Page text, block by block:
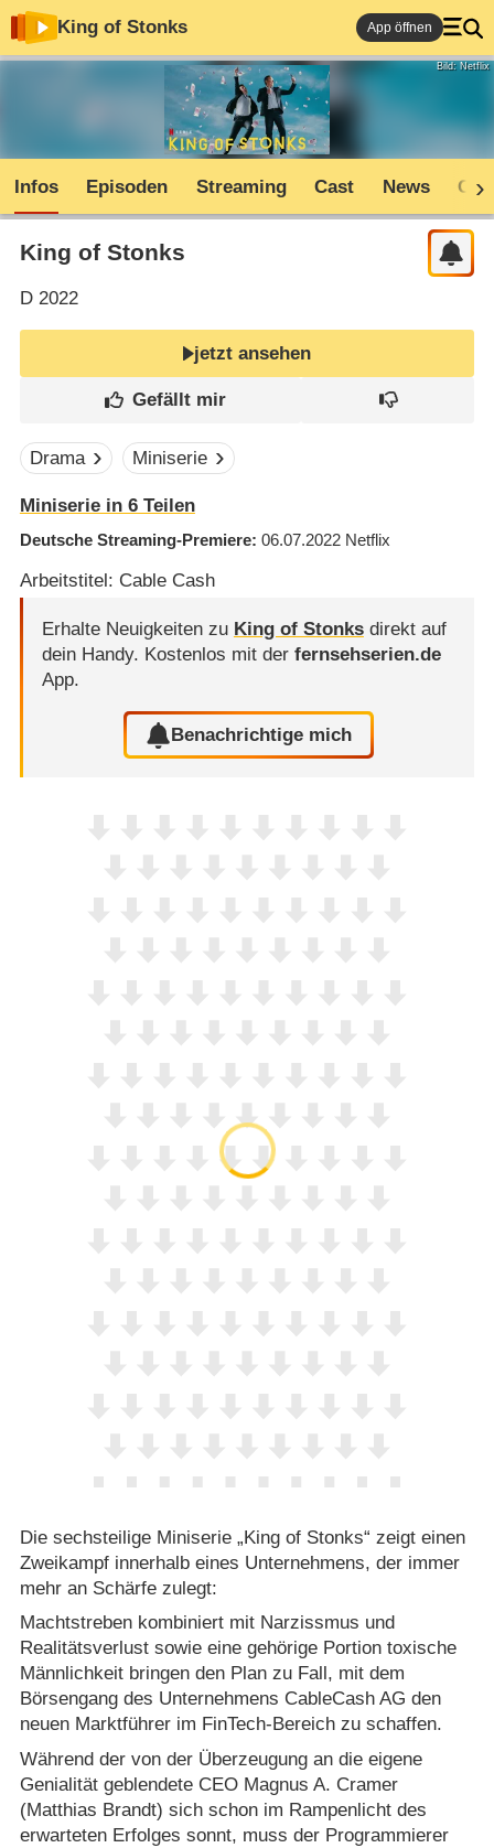
King of Stonks App öffnen
Bild: Netflix
Infos Episoden Streaming Cast News
King of Stonks
D2022
jetzt ansehen
Drama Miniserie
Miniserie in 6 Teilen
Deutsche Streaming-Premiere 06.07.2022 Netflix
Arbeitstitel: Cable Cash
Erhalte Neuigkeiten zu King of Stonksdirekt auf
dein Handy. Kostenlos mit der fernsehserien.de
App.
Benachrichtige mich
Die sechsteilige Miniserie „King of Stonks“ zeigt einen
Zweikampf innerhalb eines Unternehmens, der immer
mehr an Schärfe zulegt:
Machtstreben kombiniert mit Narzissmus und
Realitätsverlust sowie eine gehörige Portion toxische
Männlichkeit bringen den Plan zu Fall, mit dem
Börsengang des Unternehmens CableCash AG den
neuen Marktführer im FinTech-Bereich zu schaffen.
Während der von der Überzeugung an die eigene
Genialität geblendete CEO Magnus A. Cramer
(Matthias Brandt) sich schon im Rampenlicht des
erwarteten Erfolges sonnt, muss der Programmierer